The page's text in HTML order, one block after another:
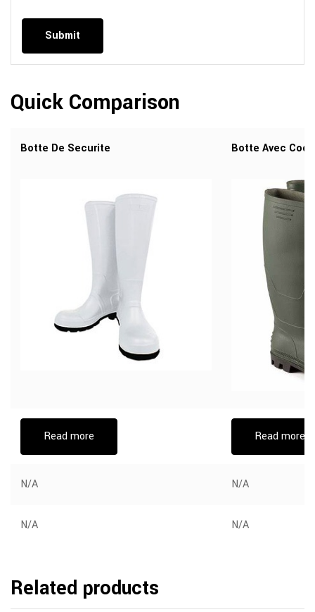
Quick Comparison
Botte De Securite Botte Avec
Read more Read more
N/A N/A
N/A N/A
Related products